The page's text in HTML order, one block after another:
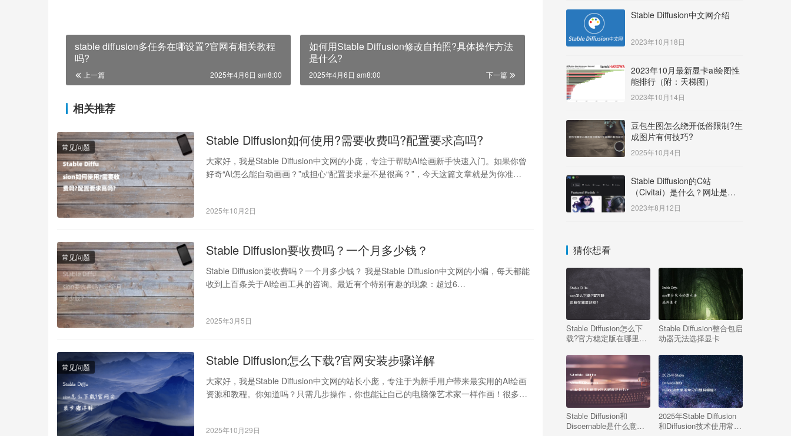
stable diffusion多任务在哪设置?官网有相关教程
吗?
上一篇 2025年4月6日 am8:00
如何用Stable Diffusion修改自拍照?具体操作方法
是什么?
下一篇
2025年4月6日 am8:00
相关推荐
常见问题 Stable Diffusion如何使用?需要收费吗?配置要求高吗?
大家好，我是Stable Diffusion中文网的小庞，专注于帮助AI绘画新手快速入门。如果你曾
好奇“AI怎么能自动画画？”或担心“配置要求是不是很高？”，今天这篇文章就是为你准…
2025年10月2日
常见问题 Stable Diffusion要收费吗？一个月多少钱？
Stable Diffusion要收费吗？一个月多少钱？ 我是Stable Diffusion中文网的小编，每天都能
收到上百条关于AI绘画工具的咨询。最近有个特别有趣的现象：超过6…
2025年3月5日
常见问题 Stable Diffusion怎么下载?官网安装步骤详解
大家好，我是Stable Diffusion中文网的站长小庞，专注于为新手用户带来最实用的AI绘画
资源和教程。你知道吗？只需几步操作，你也能让自己的电脑像艺术家一样作画！很多朋
2025年10月29日
Stable Diffusion中文网介绍
2023年10月18日
2023年10月最新显卡ai绘图性
能排行（附：天梯图）
2023年10月14日
豆包生图怎么绕开低俗限制?生
成图片有何技巧?
2025年10月4日
Stable Diffusion的C站
（Civitai）是什么？网址是多
少？
2023年8月12日
猜你想看
Stable Diffusion怎么下
载?官方稳定版在哪里获
Stable Diffusion整合包启
动器无法选择显卡
Stable Diffusion和
Discernable是什么意思?
2025年Stable Diffusion
和Diffusion技术使用常见